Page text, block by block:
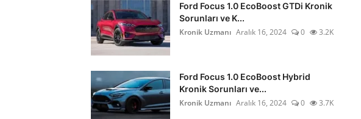
Ford Focus 1.0 EcoBoost GTDi Kronik
Sorunları ve K...
Kronik Uzmanı Aralık 16, 2024 0 3.2K
Ford Focus 1.0 EcoBoost Hybrid
Kronik Sorunları ve...
Kronik Uzmanı Aralık 16, 2024 0 3.7K